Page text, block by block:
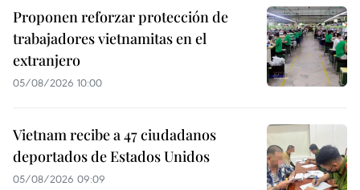
Proponen reforzar protección de
trabajadores vietnamitas en el
extranjero
05/08/2026 10:00
Vietnam recibe a 47 ciudadanos
deportados de Estados Unidos
05/08/2026 09:09